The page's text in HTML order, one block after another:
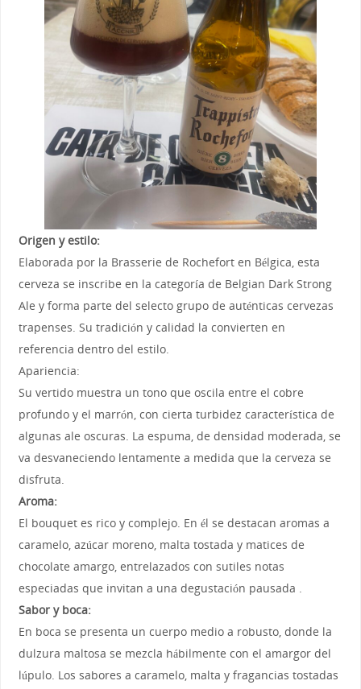
Origen y estilo:
Elaborada por la Brasserie de Rochefort en Bélgica, esta
cerveza se inscribe en la categoría de Belgian Dark Strong
Ale y forma parte del selecto grupo de auténticas cervezas
trapenses. Su tradición y calidad la convierten en
referencia dentro del estilo.
Apariencia:
Su vertido muestra un tono que oscila entre el cobre
profundo y el marrón, con cierta turbidez característica de
algunas ale oscuras. La espuma, de densidad moderada, se
va desvaneciendo lentamente a medida que la cerveza se
disfruta.
Aroma:
El bouquet es rico y complejo. En él se destacan aromas a
caramelo, azúcar moreno, malta tostada y matices de
chocolate amargo, entrelazados con sutiles notas
especiadas que invitan a una degustación pausada .
Sabor y boca:
En boca se presenta un cuerpo medio a robusto, donde la
dulzura maltosa se mezcla hábilmente con el amargor del
lúpulo. Los sabores a caramelo, malta y fragancias tostadas